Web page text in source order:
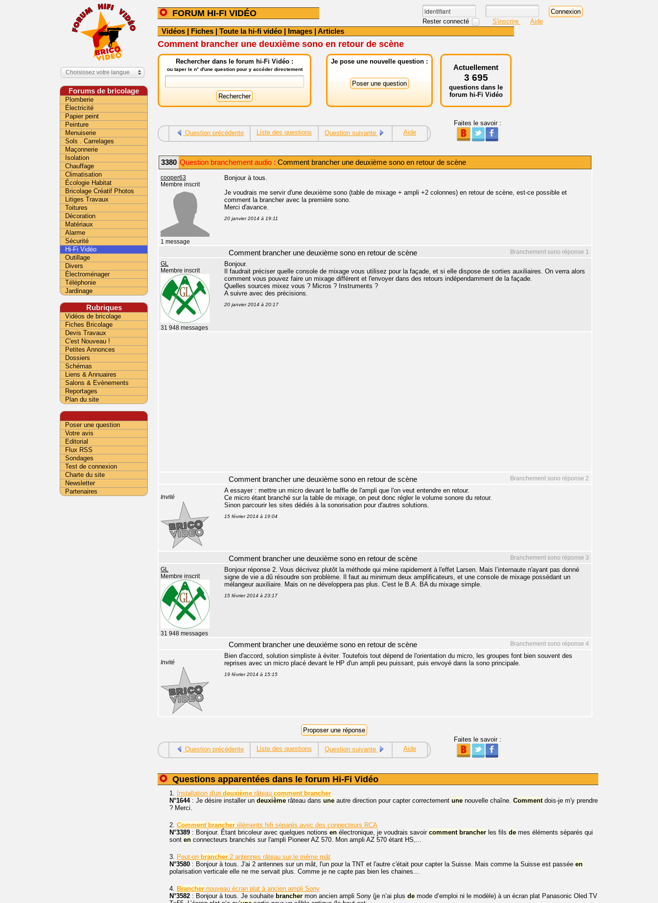
FORUM HI-FI VIDÉO
Rester connecté S'inscrire Aide
Vidéos | Fiches | Toute la hi-fi vidéo | Images | Articles
Comment brancher une deuxième sono en retour de scène
Rechercher dans le forum hi-Fi Vidéo :
ou taper le n° d'une question pour y accéder directement
Je pose une nouvelle question :
Actuellement
3 695
questions dans le
forum hi-Fi Vidéo
Question précédente Liste des questions Question suivante Aide
Faites le savoir :
3380 Question branchement audio : Comment brancher une deuxième sono en retour de scène
cooper63
Membre inscrit
1 message
Bonjour à tous.
Je voudrais me servir d'une deuxième sono (table de mixage + ampli +2 colonnes) en retour de scène, est-ce possible et
comment la brancher avec la première sono.
Merci d'avance.
20 janvier 2014 à 19:11
Branchement sono réponse 1
Comment brancher une deuxième sono en retour de scène
GL
Membre inscrit
31 948 messages
Bonjour.
Il faudrait préciser quelle console de mixage vous utilisez pour la façade, et si elle dispose de sorties auxiliaires. On verra alors
comment vous pouvez faire un mixage différent et l'envoyer dans des retours indépendamment de la façade.
Quelles sources mixez vous ? Micros ? Instruments ?
A suivre avec des précisions.
20 janvier 2014 à 20:17
Branchement sono réponse 2
Comment brancher une deuxième sono en retour de scène
Invité
A essayer : mettre un micro devant le baffle de l'ampli que l'on veut entendre en retour.
Ce micro étant branché sur la table de mixage, on peut donc régler le volume sonore du retour.
Sinon parcourir les sites dédiés à la sonorisation pour d'autres solutions.
15 février 2014 à 19:04
Branchement sono réponse 3
Comment brancher une deuxième sono en retour de scène
GL
Membre inscrit
31 948 messages
Bonjour réponse 2. Vous décrivez plutôt la méthode qui mène rapidement à l'effet Larsen. Mais l’internaute n'ayant pas donné
signe de vie a dû résoudre son problème. Il faut au minimum deux amplificateurs, et une console de mixage possédant un
mélangeur auxiliaire. Mais on ne développera pas plus. C'est le B.A. BA du mixage simple.
15 février 2014 à 23:17
Branchement sono réponse 4
Comment brancher une deuxième sono en retour de scène
Invité
Bien d'accord, solution simpliste à éviter. Toutefois tout dépend de l'orientation du micro, les groupes font bien souvent des
reprises avec un micro placé devant le HP d'un ampli peu puissant, puis envoyé dans la sono principale.
19 février 2014 à 15:15
Question précédente Liste des questions Question suivante Aide
Faites le savoir :
Questions apparentées dans le forum Hi-Fi Vidéo
1. Installation d'un deuxième râteau comment brancher
N°1644: Je désire installer un deuxième râteau dans une autre direction pour capter correctement une nouvelle chaîne. Commentdois-je m'y prendre
? Merci.
2. Comment brancher éléments hifi séparés avec des connecteurs RCA
N°3389 : Bonjour. Étant bricoleur avec quelques notions en électronique, je voudrais savoir comment brancher les fils de mes éléments séparés qui
sont en connecteurs branchés sur l'ampli Pioneer AZ 570. Mon ampli AZ 570 étant HS,...
3. Peut-on brancher 2 antennes râteau sur le même mât
N°3580 : Bonjour à tous. J'ai 2 antennes sur un mât, l'un pour la TNT et l'autre c'était pour capter la Suisse. Mais comme la Suisse est passée en
polarisation verticale elle ne me servait plus. Comme je ne capte pas bien les chaines...
4. Brancher nouveau écran plat à ancien ampli Sony
N°3582 : Bonjour à tous. Je souhaite brancher mon ancien ampli Sony (je n’ai plus de mode d’emploi ni le modèle) à un écran plat Panasonic Oled TV
Choisissez votre langue
Forums de bricolage
Plomberie
Électricité
Papier peint
Peinture
Menuiserie
Sols . Carrelages
Maçonnerie
Isolation
Chauffage
Climatisation
Écologie Habitat
Bricolage Créatif Photos
Litiges Travaux
Toitures
Décoration
Matériaux
Alarme
Sécurité
Hi-Fi Vidéo
Outillage
Divers
Électroménager
Téléphonie
Jardinage
Rubriques
Vidéos de bricolage
Fiches Bricolage
Devis Travaux
C'est Nouveau !
Petites Annonces
Dossiers
Schémas
Liens & Annuaires
Salons & Evènements
Reportages
Plan du site
Poser une question
Votre avis
Editorial
Flux RSS
Sondages
Test de connexion
Charte du site
Newsletter
Partenaires